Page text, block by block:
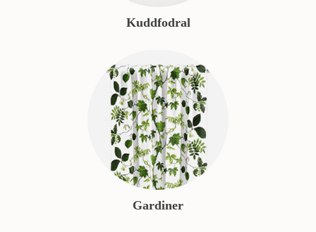
Kuddfodral
Gardiner